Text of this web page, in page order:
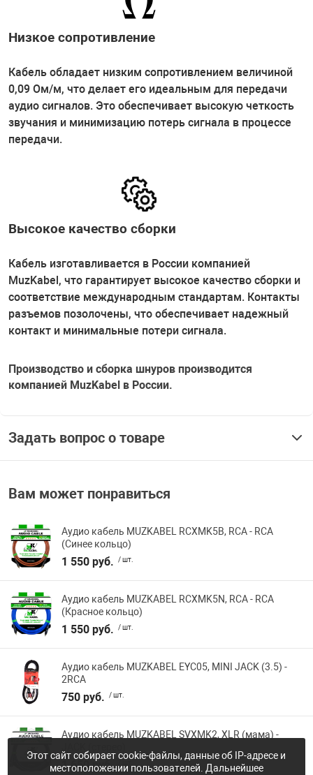
Низкое сопротивление
Кабель обладает низким сопротивлением величиной
0,09 Ом/м, что делает его идеальным для передачи
аудио сигналов. Это обеспечивает высокую четкость
звучания и минимизацию потерь сигнала в процессе
передачи.
Высокое качество сборки
Кабель изготавливается в России компанией
MuzKabel, что гарантирует высокое качество сборки и
соответствие международным стандартам. Контакты
разъемов позолочены, что обеспечивает надежный
контакт и минимальные потери сигнала.
Производство и сборка шнуров производится
компанией MuzKabel в России.
Задать вопрос о товаре
Вам может понравиться
Аудио кабель MUZKABEL RCXMK5B, RCA - RCA
(Синее кольцо)
1 550 руб. / шт.
Аудио кабель MUZKABEL RCXMK5N, RCA - RCA
(Красное кольцо)
1 550 руб. / шт.
Аудио кабель MUZKABEL EYC05, MINI JACK (3.5) -
2RCA
750 руб. / шт.
Аудио кабель MUZKABEL SVXMK2, XLR (мама) -
1 650 руб.
Этот сайт собирает cookie-файлы, данные об IP-адресе и
местоположении пользователей. Дальнейшее